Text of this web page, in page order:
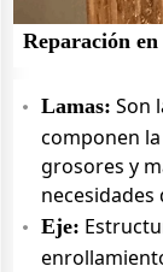
Reparación
Lamas: Son
componen
grosores y
necesidades
Eje: